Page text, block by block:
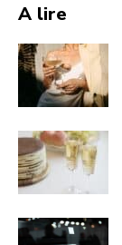
A lire